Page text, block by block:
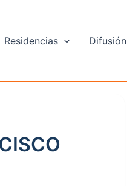
Residencias Difusión